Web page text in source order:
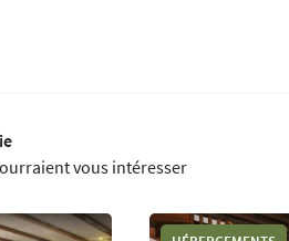
vous intéresser